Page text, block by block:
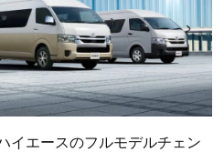
イエースのフルモデルチェン